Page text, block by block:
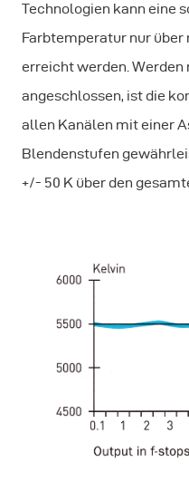
Technologien kann eine
Farbtemperatur nur
erreicht werden.
angeschlossen, ist die
allen Kanälen mit einer
Blendenstufen
+/- 50 K über den